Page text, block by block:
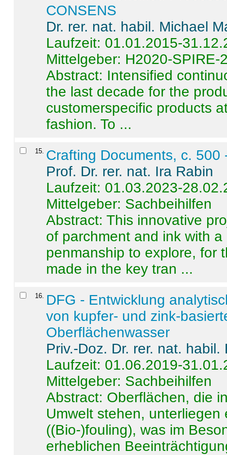
CONSENS
Dr. rer. nat. habil. Michael
Laufzeit: 01.01.2015-
Mittelgeber: H2020-SPIRE-
Abstract: Intensified
the last decade for the
customerspecific products
fashion. To ...
15 Crafting Documents, c. 500
Prof. Dr. rer. nat. Ira Rabin
Laufzeit: 01.03.2023-
Mittelgeber: Sachbeihilfen
Abstract:This innovative
of parchment and ink with
penmanship to explore, for
made in the key tran ...
16
DFG - Entwicklung
von kupfer- und zink-
Oberflächenwasser
Priv.-Doz. Dr. rer. nat.
Laufzeit: 01.06.2019-
Mittelgeber: Sachbeihilfen
Abstract: Oberflächen, die
Umwelt stehen,
((Bio-)fouling), was im
erheblichen